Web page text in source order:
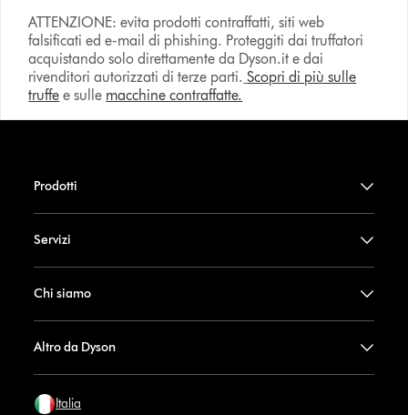
ATTENZIONE: evita prodotti contraffatti, siti web
falsificati ed e-mail di phishing. Proteggiti dai truffatori
acquistando solo direttamente da Dyson.it e dai
rivenditori autorizzati di terze parti. Scopri di più sulle
truffe e sulle macchine contraffatte.
Prodotti
Servizi
Chi siamo
Altro da Dyson
Italia